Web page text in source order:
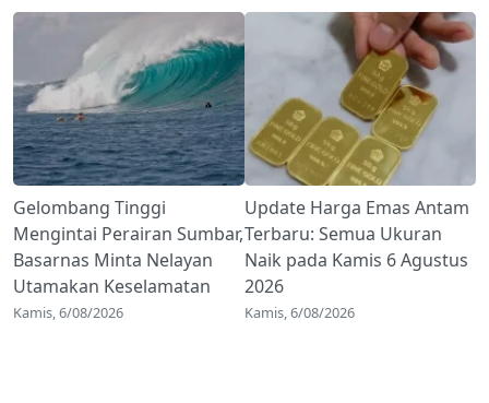
Gelombang Tinggi
Mengintai Perairan Sumbar,
Basarnas Minta Nelayan
Utamakan Keselamatan
Kamis, 6/08/2026
Update Harga Emas Antam
Terbaru: Semua Ukuran
Naik pada Kamis 6 Agustus
2026
Kamis, 6/08/2026